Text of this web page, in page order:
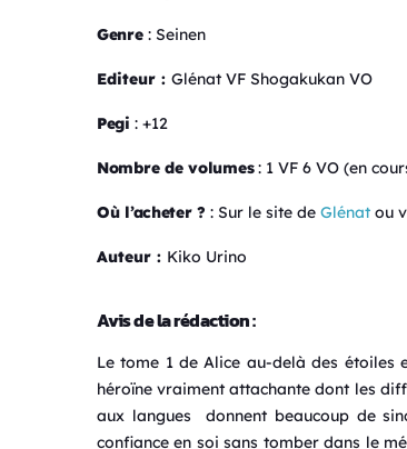
Genre: Seinen
Editeur : Glénat VF Shogakukan VO
Pegi : +12
Nombre de volumes: 1 VF 6 VO (en
Où l’acheter ? : Sur le site deGlénatou
Auteur : Kiko Urino
Avis de la rédaction :
Le tome 1 deAlice au-delà des étoiles
héroïne vraiment attachante dont les
aux langues donnent beaucoup de
confiance en soi sans tomber dans le